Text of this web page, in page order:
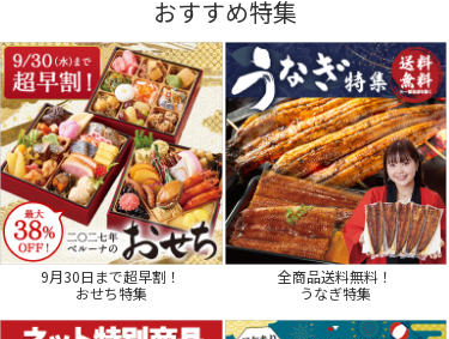
おすすめ特集
9月30日まで超早割！
おせち特集
全商品送料無料！
うなぎ特集